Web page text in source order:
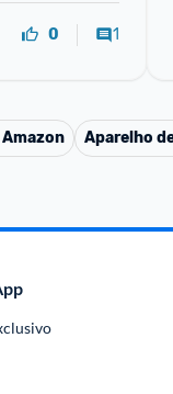
0 1
Amazon Aparelho